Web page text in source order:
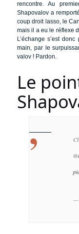
rencontre. Au
Shapovalov a
coup droit lasso, le
mais il a eu le réflexe
L’échange s’est
main, par le
valov ! Pardon.
Le
—